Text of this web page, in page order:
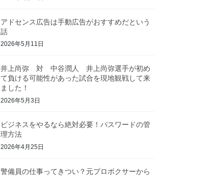
アドセンス広告は手動広告がおすすめだという
話
2026年5月11日
井上尚弥 対 中谷潤人 井上尚弥選手が初め
て負ける可能性があった試合を現地観戦して来
ました！
2026年5月3日
ビジネスをやるなら絶対必要！パスワードの管
理方法
2026年4月25日
警備員の仕事ってきつい？元プロボクサーから